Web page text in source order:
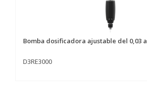
Bomba dosificadora ajustable del 0,03
D3RE3000